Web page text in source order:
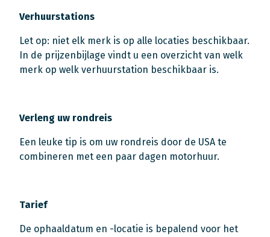
Verhuurstations
Let op: niet elk merk is op alle locaties beschikbaar.
In de prijzenbijlage vindt u een overzicht van welk
merk op welk verhuurstation beschikbaar is.
Verleng uw rondreis
Een leuke tip is om uw rondreis door de USA te
combineren met een paar dagen motorhuur.
Tarief
De ophaaldatum en -locatie is bepalend voor het